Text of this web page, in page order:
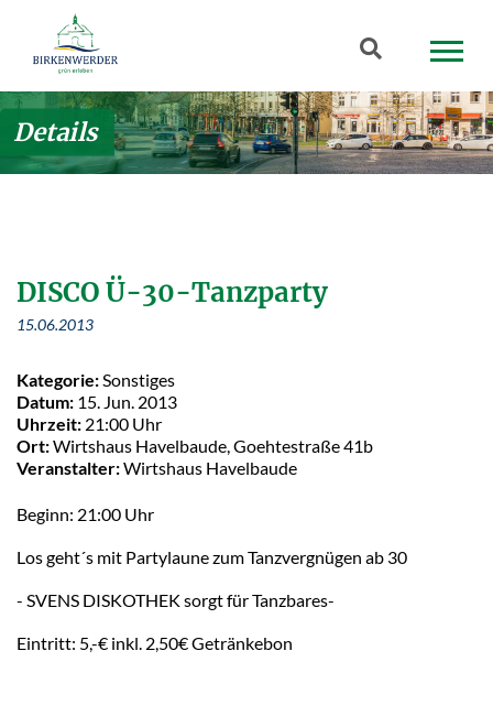
Zum Hauptinhalt springen
Suchbegriff
Details
DISCO Ü-30-Tanzparty
15.06.2013
Kategorie: Sonstiges
Datum: 15. Jun. 2013
Uhrzeit: 21:00 Uhr
Ort:Wirtshaus Havelbaude, Goehtestraße 41b
Veranstalter:Wirtshaus Havelbaude
Beginn: 21:00 Uhr
Los geht´s mit Partylaune zum Tanzvergnügen ab 30
- SVENS DISKOTHEK sorgt für Tanzbares-
Eintritt: 5,-€ inkl. 2,50€ Getränkebon